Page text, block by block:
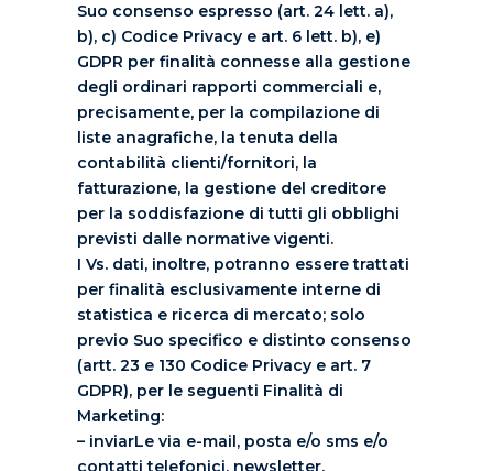
Suo consenso espresso (art. 24 lett. a),
b), c) Codice Privacy e art. 6 lett. b), e)
GDPR per finalità connesse alla gestione
degli ordinari rapporti commerciali e,
precisamente, per la compilazione di
liste anagrafiche, la tenuta della
contabilità clienti/fornitori, la
fatturazione, la gestione del creditore
per la soddisfazione di tutti gli obblighi
previsti dalle normative vigenti.
I Vs. dati, inoltre, potranno essere trattati
per finalità esclusivamente interne di
statistica e ricerca di mercato; solo
previo Suo specifico e distinto consenso
(artt. 23 e 130 Codice Privacy e art. 7
GDPR), per le seguenti Finalità di
Marketing:
– inviarLe via e-mail, posta e/o sms e/o
contatti telefonici, newsletter,